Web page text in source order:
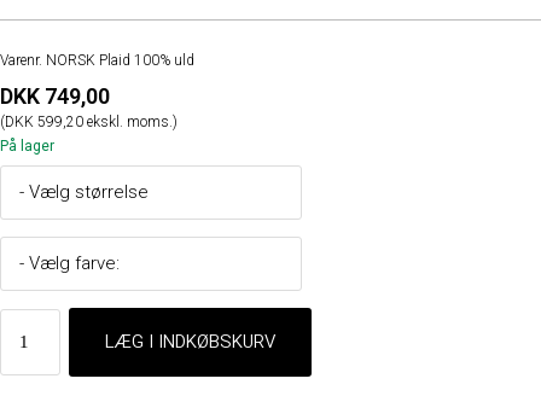
Varenr. NORSK Plaid 100% uld
DKK 749,00
(DKK 599,20 ekskl. moms.)
På lager